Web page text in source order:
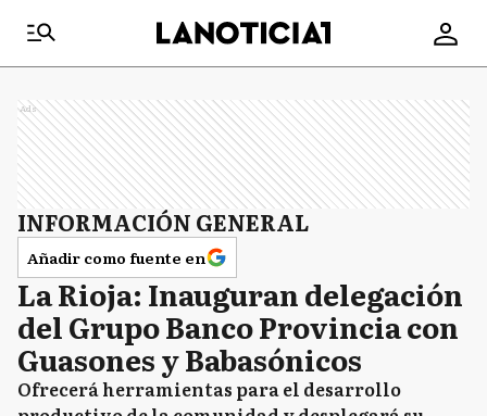
Ads
INFORMACIÓN GENERAL
Añadir como fuente en
La Rioja: Inauguran delegación
del Grupo Banco Provincia con
Guasones y Babasónicos
Ofrecerá herramientas para el desarrollo